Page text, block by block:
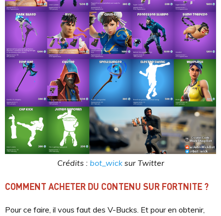
Crédits : bot_wicksur Twitter
COMMENT ACHETER DU CONTENU SUR FORTNITE ?
Pour ce faire, il vous faut des V-Bucks. Et pour en obtenir,